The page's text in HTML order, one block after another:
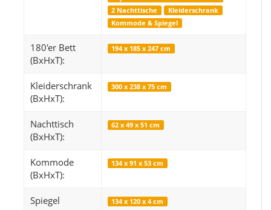
2 Nachttische
Kleiderschrank
Kommode & Spiegel
180'er Bett
(BxHxT):
194 x 185 x 247 cm
Kleiderschrank
(BxHxT):
300 x 238 x 75 cm
Nachttisch
(BxHxT):
62 x 49 x 51 cm
Kommode
(BxHxT):
134 x 91 x 53 cm
Spiegel
134 x 120 x 4 cm
Orientteppich Excellent Rot 160 x 230
149,00 €*